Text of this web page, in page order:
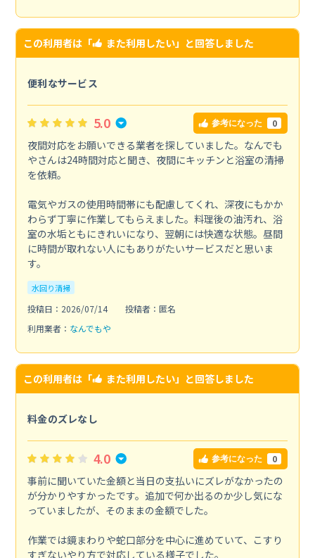
この利用者は「 また利用したい」と回答しました
便利なサービス
5.0 参考になった 0
夜間対応をお願いできる業者を探していました。なんでも
やさんは24時間対応と聞き、夜間にキッチンと浴室の清掃
を依頼。
電気やガスの使用時間帯にも配慮してくれ、深夜にもかか
わらず丁寧に作業してもらえました。料理後の油汚れ、浴
室の水垢ともにきれいになり、翌朝には快適な状態。昼間
に時間が取れない人にもありがたいサービスだと思いま
す。
水回り清掃
投稿日：2026/07/14
投稿者：匿名
利用業者： なんでもや
この利用者は「 また利用したい」と回答しました
料金のズレなし
4.0 参考になった 0
事前に聞いていた金額と当日の支払いにズレがなかったの
が分かりやすかったです。追加で何か出るのか少し気にな
っていましたが、そのままの金額でした。
作業では鏡まわりや蛇口部分を中心に進めていて、こすり
すぎないやり方で対応している様子でした。